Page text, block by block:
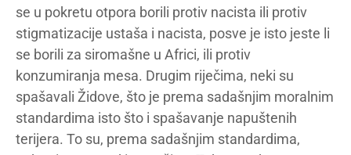
se u pokretu otpora borili protiv nacista ili protiv
stigmatizacije ustaša i nacista, posve je isto jeste li
se borili za siromašne u Africi, ili protiv
konzumiranja mesa. Drugim riječima, neki su
spašavali Židove, što je prema sadašnjim moralnim
standardima isto što i spašavanje napuštenih
terijera. To su, prema sadašnjim standardima,